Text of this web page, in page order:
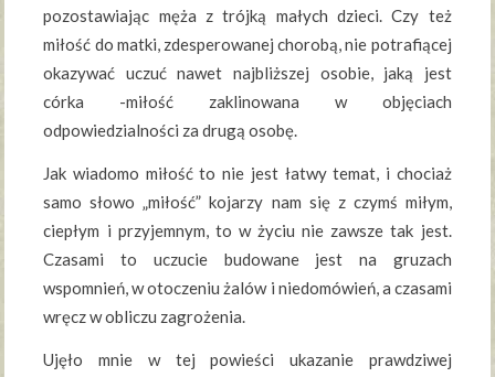
pozostawiając męża z trójką małych dzieci. Czy też
miłość do matki, zdesperowanej chorobą, nie potrafiącej
okazywać uczuć nawet najbliższej osobie, jaką jest
córka -miłość zaklinowana w objęciach
odpowiedzialności za drugą osobę.
Jak wiadomo miłość to nie jest łatwy temat, i chociaż
samo słowo „miłość” kojarzy nam się z czymś miłym,
ciepłym i przyjemnym, to w życiu nie zawsze tak jest.
Czasami to uczucie budowane jest na gruzach
wspomnień, w otoczeniu żalów i niedomówień, a czasami
wręcz w obliczu zagrożenia.
Ujęło mnie w tej powieści ukazanie prawdziwej